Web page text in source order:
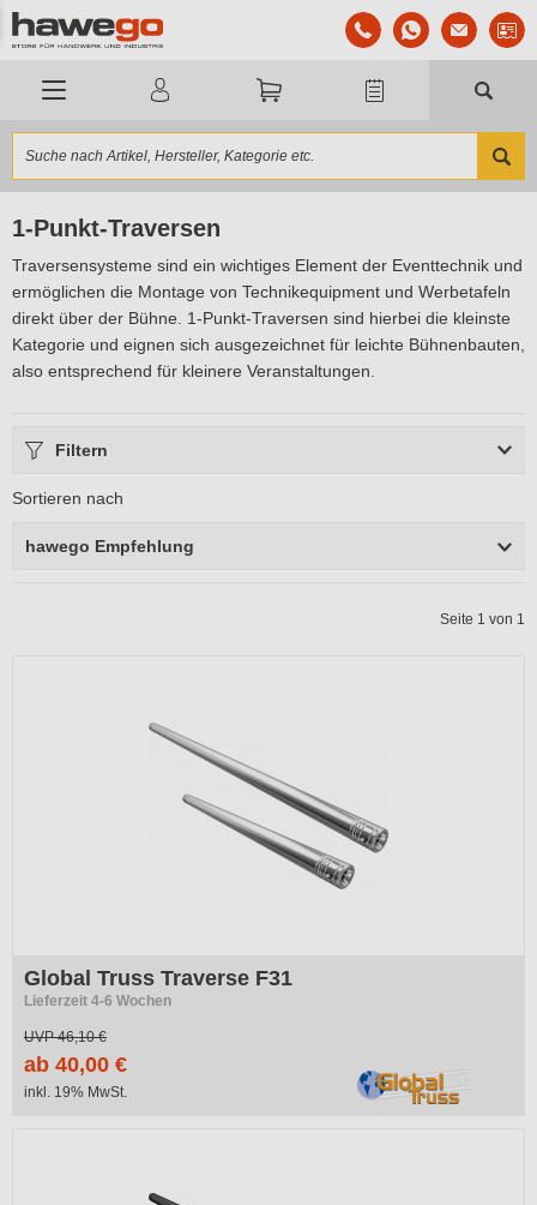
1-Punkt-Traversen
Traversensysteme sind ein wichtiges Element der Eventtechnik und
ermöglichen die Montage von Technikequipment und Werbetafeln
direkt über der Bühne. 1-Punkt-Traversen sind hierbei die kleinste
Kategorie und eignen sich ausgezeichnet für leichte Bühnenbauten,
also entsprechend für kleinere Veranstaltungen.
Filtern
Sortieren nach
hawego Empfehlung
Seite 1 von 1
Global Truss Traverse F31
Lieferzeit 4-6 Wochen
UVP46,10 €
ab 40,00 €
inkl. 19% MwSt.